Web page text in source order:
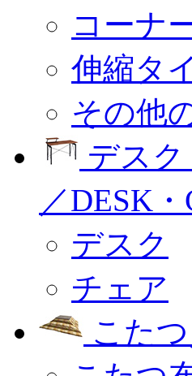
コーナ
伸縮タ
その他
デス
／DESK
デスク
チェア
こた